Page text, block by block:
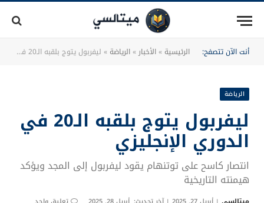
أنت الآن تتصفح: الرئيسية»الأخبار »الرياضة» ليفربول يتوج بلقبه الـ20 في الدوري الإنجليزي
الرياضة
ليفربول يتوج بلقبه الـ20 في
الدوري الإنجليزي
انتصار كاسح على توتنهام يقود ليفربول إلى المجد ويؤكد
هيمنته التاريخية